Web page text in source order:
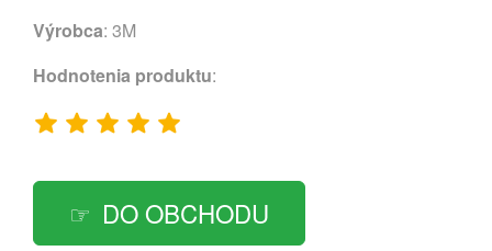
Výrobca: 3M
Hodnotenia produktu:
DO OBCHODU